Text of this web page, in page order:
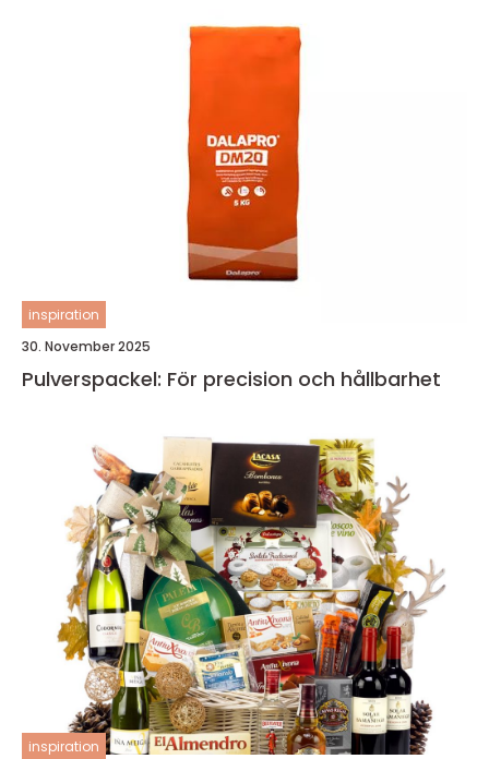
inspiration
30. November 2025
Pulverspackel: För precision och hållbarhet
inspiration